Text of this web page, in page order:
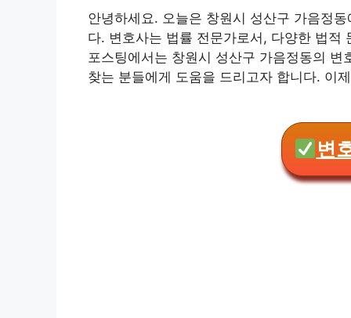
안녕하세요. 오늘은 창원시 성산구 가음정
다. 변호사는 법률 전문가로서, 다양한 법적
포스팅에서는 창원시 성산구 가음정동의
찾는 분들에게 도움을 드리고자 합니다. 이
변